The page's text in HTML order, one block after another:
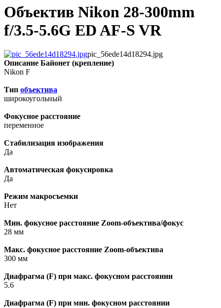
Объектив Nikon 28-300mm
f/3.5-5.6G ED AF-S VR
pic_56ede14d18294.jpg
Описание Байонет (крепление)
Nikon F
Тип объектива
широкоугольный
Фокусное расстояние
переменное
Стабилизация изображения
Да
Автоматическая фокусировка
Да
Режим макросъемки
Нет
Мин. фокусное расстояние Zoom-объектива/фокус
28 мм
Макс. фокусное расстояние Zoom-объектива
300 мм
Диафрагма (F) при макс. фокусном расстоянии
5.6
Диафрагма (F) при мин. фокусном расстоянии